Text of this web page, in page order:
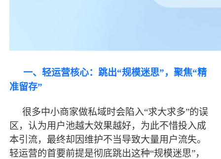
一、轻运营核心：跳出“规模迷思”，聚焦“精
准留存”
很多中小商家做私域时会陷入“求大求多”的误
区，认为用户池越大效果越好，为此不惜投入成
本引流， 最终却因维护不当导致大量用户流失。
轻运营的首要前提是彻底跳出这种“规模迷思”，